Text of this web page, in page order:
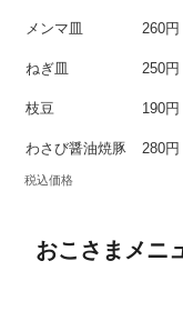
メンマ皿 260円
ねぎ皿 250円
枝豆 190円
わさび醤油焼豚 280円
税込価格
おこさまメニ